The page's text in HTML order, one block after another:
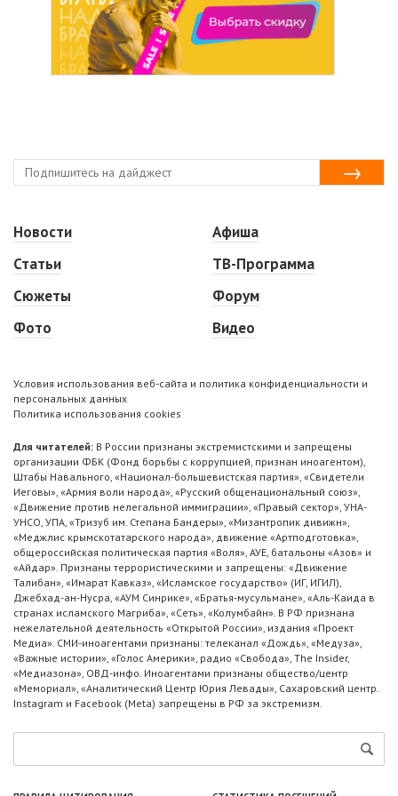
Новости
Статьи
Сюжеты
Фото
Афиша
ТВ-Программа
Форум
Видео
Условия использования веб-сайта и политика конфиденциальности и
персональных данных
Политика использования cookies
Для читателей: В России признаны экстремистскими и запрещены
организации ФБК (Фонд борьбы с коррупцией, признан иноагентом),
Штабы Навального, «Национал-большевистская партия», «Свидетели
Иеговы», «Армия воли народа», «Русский общенациональный союз»,
«Движение против нелегальной иммиграции», «Правый сектор», УНА-
УНСО, УПА, «Тризуб им. Степана Бандеры», «Мизантропик дивижн»,
«Меджлис крымскотатарского народа», движение «Артподготовка»,
общероссийская политическая партия «Воля», АУЕ, батальоны «Азов» и
«Айдар». Признаны террористическими и запрещены: «Движение
Талибан», «Имарат Кавказ», «Исламское государство» (ИГ, ИГИЛ),
Джебхад-ан-Нусра, «АУМ Синрике», «Братья-мусульмане», «Аль-Каида в
странах исламского Магриба», «Сеть», «Колумбайн». В РФ признана
нежелательной деятельность «Открытой России», издания «Проект
Медиа». СМИ-иноагентами признаны: телеканал «Дождь», «Медуза»,
«Важные истории», «Голос Америки», радио «Свобода», The Insider,
«Медиазона», ОВД-инфо. Иноагентами признаны общество/центр
«Мемориал», «Аналитический Центр Юрия Левады», Сахаровский центр.
Instagram и Facebook (Metа) запрещены в РФ за экстремизм.